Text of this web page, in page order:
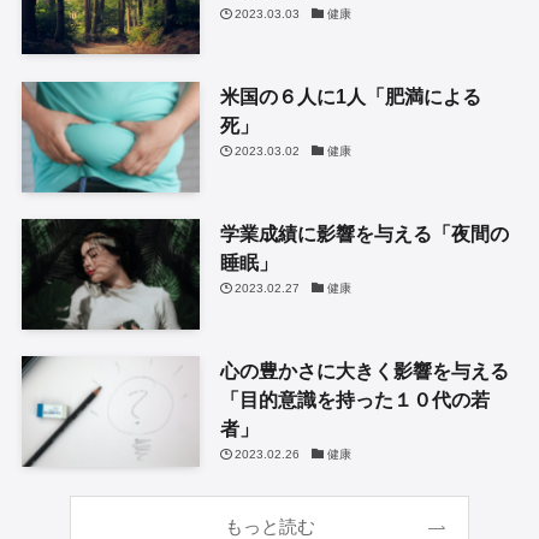
2023.03.03 健康
米国の６人に1人「肥満による
死」
2023.03.02 健康
学業成績に影響を与える「夜間の
睡眠」
2023.02.27 健康
心の豊かさに大きく影響を与える
「目的意識を持った１０代の若
者」
2023.02.26 健康
もっと読む